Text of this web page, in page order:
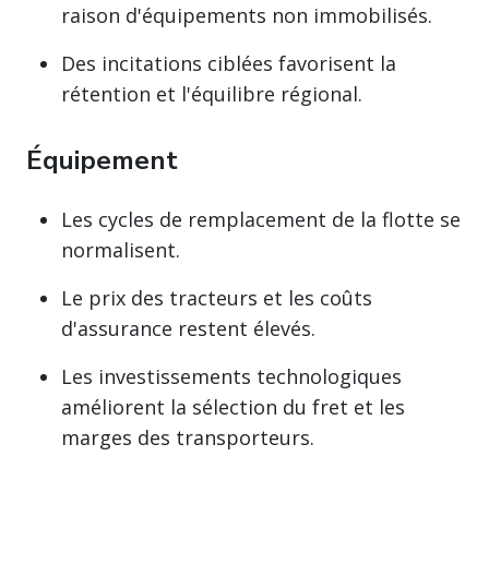
raison d'équipements non immobilisés.
Des incitations ciblées favorisent la
rétention et l'équilibre régional.
Équipement
Les cycles de remplacement de la flotte se
normalisent.
Le prix des tracteurs et les coûts
d'assurance restent élevés.
Les investissements technologiques
améliorent la sélection du fret et les
marges des transporteurs.